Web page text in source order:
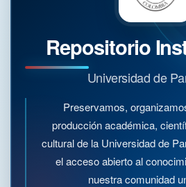
Repositorio
Universidad de
Preservamos,
producción académica,
cultural de la Universidad de
el acceso abierto al
nuestra comunidad